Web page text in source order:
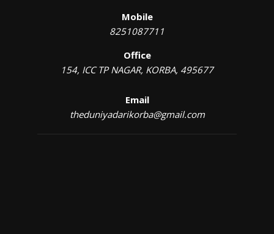
Mobile
8251087711
Office
154, ICC TP NAGAR, KORBA, 495677
Email
theduniyadarikorba@gmail.com